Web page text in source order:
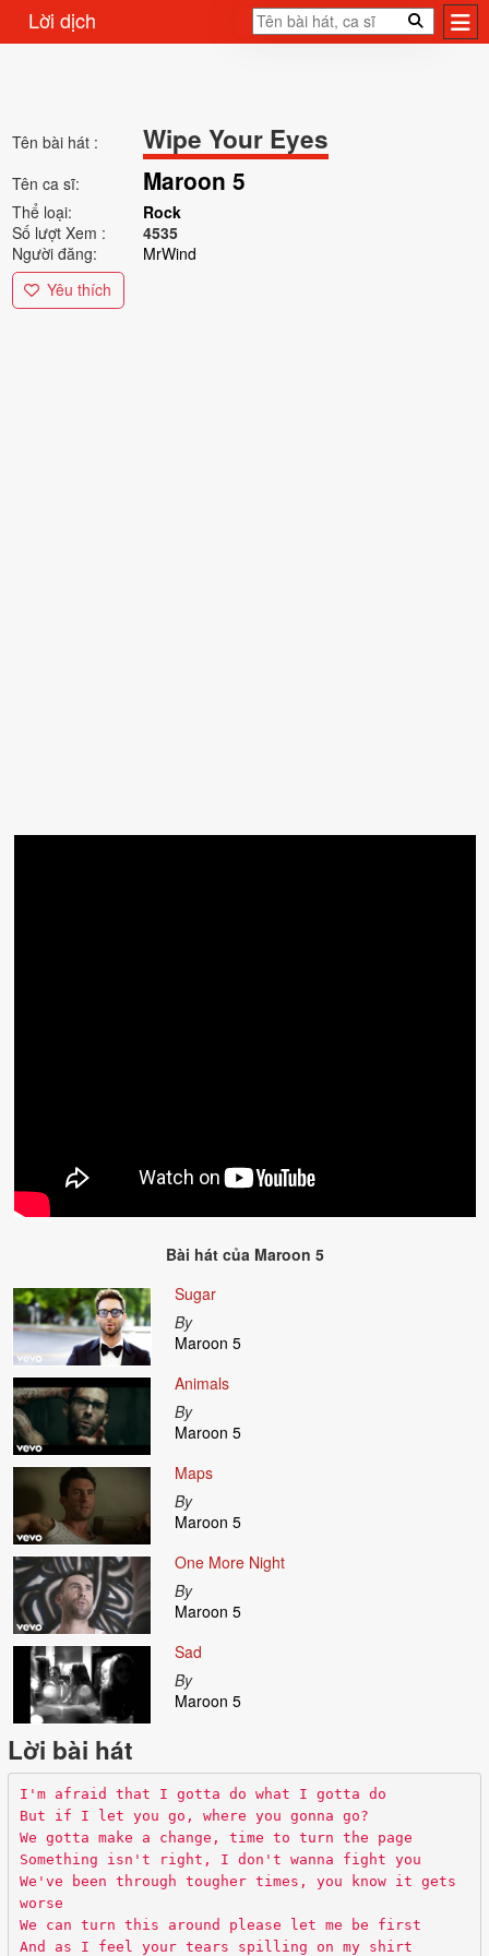
Lời dịch
Tên bài hát : Wipe Your Eyes
Tên ca sĩ: Maroon 5
Thể loại:
Rock
Số lượt Xem :
4535
Người đăng:
MrWind
Yêu thích
Bài hát của Maroon 5
Sugar
By
Maroon 5
Animals
By
Maroon 5
Maps
By
Maroon 5
One More Night
By
Maroon 5
Sad
By
Maroon 5
Lời bài hát
I'm afraid that I gotta do what I gotta do
But if I let you go, where you gonna go?
We gotta make a change, time to turn the page
Something isn't right, I don't wanna fight you
We've been through tougher times, you know it gets
worse
We can turn this around please let me be first
And as I feel your tears spilling on my shirt